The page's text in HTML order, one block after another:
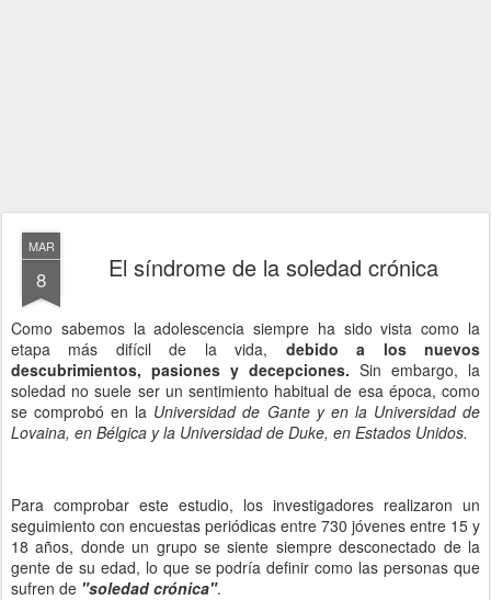
MAR
8 El síndrome de la soledad crónica
Como sabemos la adolescencia siempre ha sido vista como la
etapa más difícil de la vida, debido a los nuevos
descubrimientos, pasiones y decepciones. Sin embargo, la
soledad no suele ser un sentimiento habitual de esa época, como
se comprobó en la Universidad de Gante y en la Universidad de
Lovaina, en Bélgica y la Universidad de Duke, en Estados Unidos.
Para comprobar este estudio, los investigadores realizaron un
seguimiento con encuestas periódicas entre 730 jóvenes entre 15 y
18 años, donde un grupo se siente siempre desconectado de la
gente de su edad, lo que se podría definir como las personas que
sufren de "soledad crónica".